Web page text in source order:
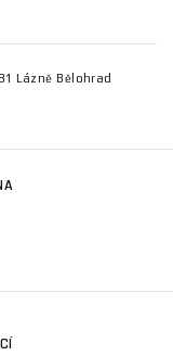
Lázně Bělohrad